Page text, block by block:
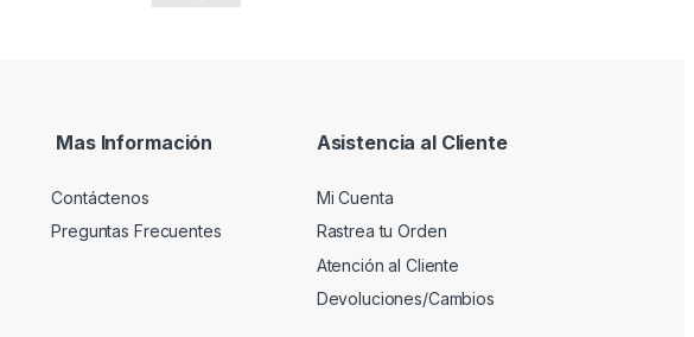
Mas Información
Contáctenos
Preguntas Frecuentes
Asistencia al Cliente
Mi Cuenta
Rastrea tu Orden
Atención al Cliente
Devoluciones/Cambios